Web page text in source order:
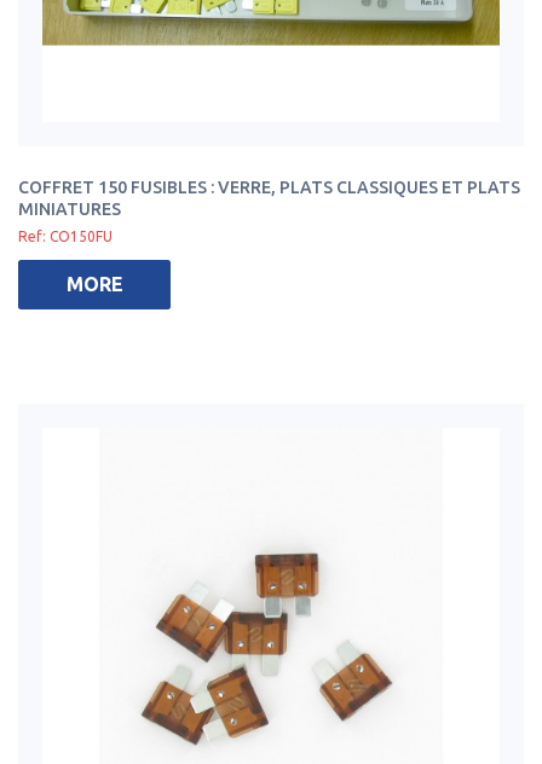
COFFRET 150 FUSIBLES : VERRE, PLATS CLASSIQUES ET PLATS
MINIATURES
Ref: CO150FU
MORE